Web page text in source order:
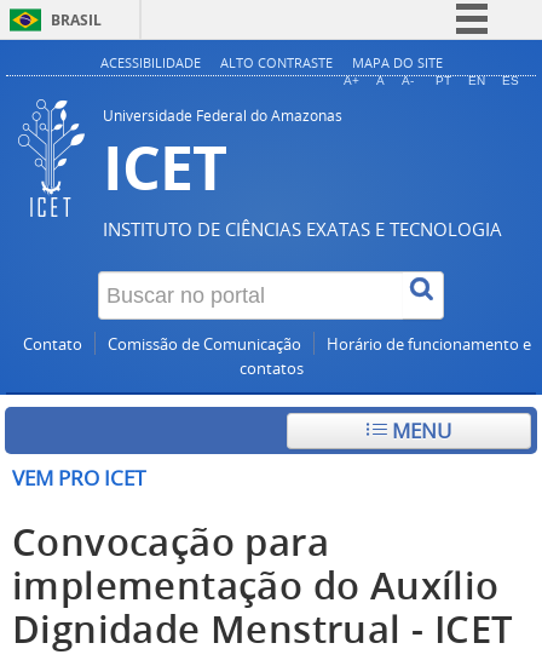
BRASIL
Simplifique!
ACESSIBILIDADE ALTO CONTRASTE MAPA DO SITE
A+ A A- PT EN ES
Universidade Federal do Amazonas
ICET
INSTITUTO DE CIÊNCIAS EXATAS E TECNOLOGIA
Contato Comissão de Comunicação
Horário de funcionamento e
contatos
MENU
VEM PRO ICET
Convocação para
implementação do Auxílio
Dignidade Menstrual - ICET